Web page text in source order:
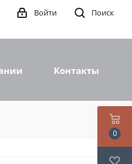
Поиск
Войти
Контакты
0